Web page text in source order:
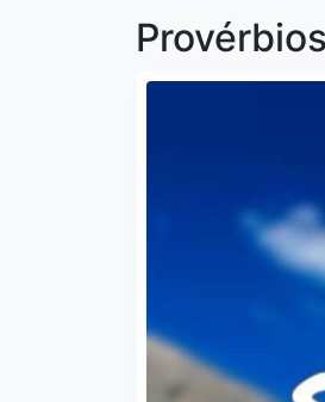
Provérbios